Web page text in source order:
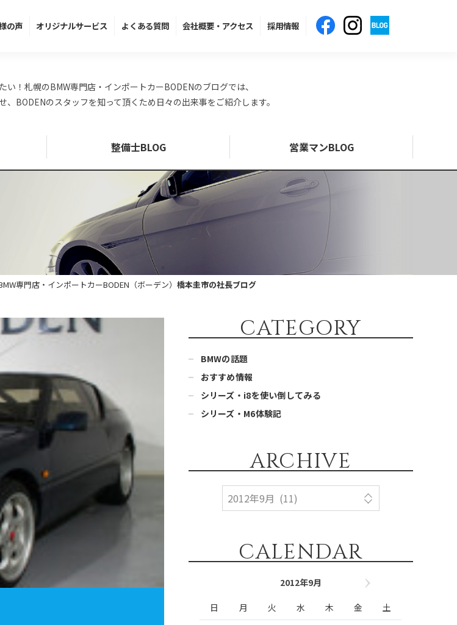
の声 オリジナルサービス よくある質問 会社概要 ・アクセス 採用情報
い！札幌のBMW専門店・インポートカーBODENのブログでは、
、BODENのスタッフを知って頂くため日々の出来事をご紹介します。
整備士BLOG 営業マンBLOG
専門店・インポートカーBODEN（ボーデン） 橋本圭市の社長ブログ
CATEGORY
BMWの話題
おすすめ情報
シリーズ・i8を使い倒してみる
シリーズ・M6体験記
ARCHIVE
CALENDAR
2012年9月
日 月 火 水 木 金 土
11月 »